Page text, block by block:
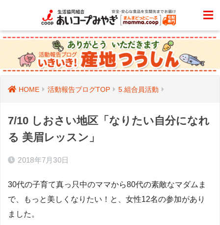
HOME 活動報告ブログTOP 5.組合員活動
7/10 しおさい地区「なりたい自分になれ
る 美眉レッスン」
2018年7月30日
30代の子育て真っ只中のママから80代の素敵なマダムま
で、もっと美しくなりたい！と、女性12名の参加があり
ました。